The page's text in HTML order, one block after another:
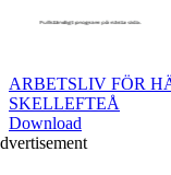
ARBETSLIV FÖR
SKELLEFTEÅ
Download